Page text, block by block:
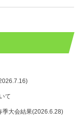
て
季大会結果(2026.6.28)